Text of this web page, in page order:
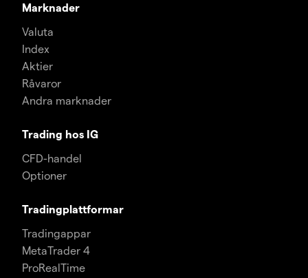
Marknader
Valuta
Index
Aktier
Råvaror
Andra marknader
Trading hos IG
CFD-handel
Optioner
Tradingplattformar
Tradingappar
MetaTrader 4
ProRealTime